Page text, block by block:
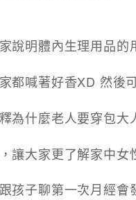
說明體內生理用品的
都喊著好香XD 然後
為什麼老人要穿包
讓大家更了解家中女
孩子聊第一次月經會